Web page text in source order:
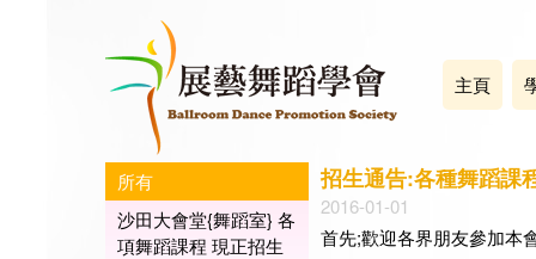
主頁
所有
沙田大會堂{舞蹈室} 各
項舞蹈課程 現正招生
招生通告:各種舞蹈課
2016-01-01
首先;歡迎各界朋友參加本